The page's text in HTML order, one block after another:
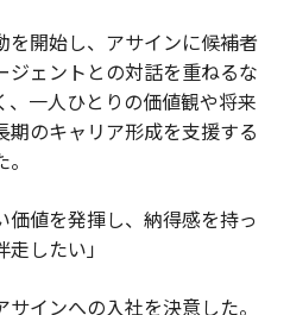
を開始し、アサインに候補者
ジェントとの対話を重ねるな
一人ひとりの価値観や将来
のキャリア形成を支援する
価値を発揮し、納得感を持っ
したい」
インへの入社を決意した。